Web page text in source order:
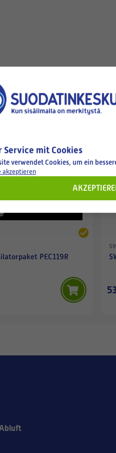
PEC119R
Service mit Cookies
verwendet Cookies, um ein
akzeptieren